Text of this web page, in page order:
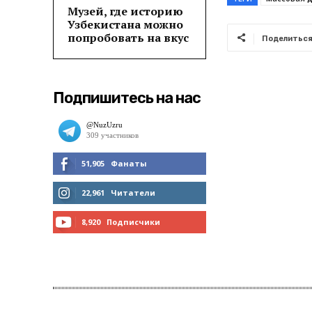
Музей, где историю
Узбекистана можно
попробовать на вкус
Подпишитесь на нас
51,905 Фанаты
МНЕ НРАВИТСЯ
22,961 Читатели
8,920 Подписчики
Поделиться